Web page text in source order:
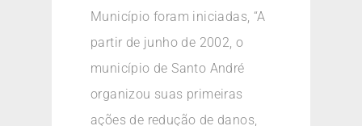
Município foram iniciadas, “A
partir de junho de 2002, o
município de Santo André
organizou suas primeiras
ações de redução de danos,